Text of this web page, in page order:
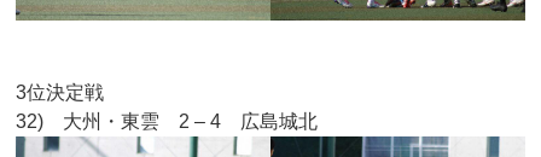
3位決定戦
32) 大州・東雲 2 – 4 広島城北